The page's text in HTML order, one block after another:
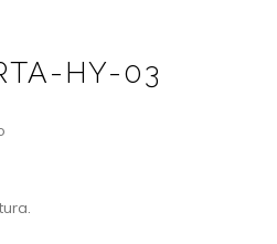
HY-03